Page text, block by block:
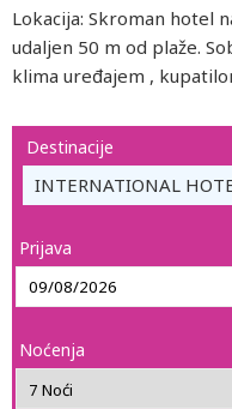
Lokacija: Skroman hotel
udaljen 50 m od plaže.
klima uređajem ,
Destinacije
INTERNATIONAL
Prijava
Noćenja